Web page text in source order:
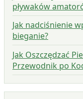
pływaków
Jak nadciśnienie
bieganie?
Jak Oszczędzać
Przewodnik po